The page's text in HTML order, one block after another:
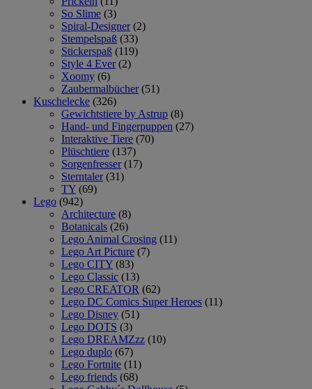
So Slime (3)
Spiral-Designer (2)
Stempelspaß (33)
Stickerspaß (119)
Style 4 Ever (2)
Xoomy (6)
Zaubermalbücher (51)
Kuschelecke (326)
Gewichtstiere by Astrup (8)
Hand- und Fingerpuppen (27)
Interaktive Tiere (70)
Plüschtiere (137)
Sorgenfresser (17)
Sterntaler (31)
TY (69)
Lego (942)
Architecture (8)
Botanicals (26)
Lego Animal Crosing (11)
Lego Art Picture (7)
Lego CITY (83)
Lego Classic (13)
Lego CREATOR (62)
Lego DC Comics Super Heroes (11)
Lego Disney (51)
Lego DOTS (3)
Lego DREAMZzz (10)
Lego duplo (67)
Lego Fortnite (11)
Lego friends (68)